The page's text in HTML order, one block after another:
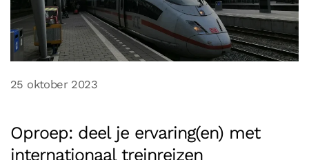
25 oktober 2023
Oproep: deel je ervaring(en) met
internationaal treinreizen